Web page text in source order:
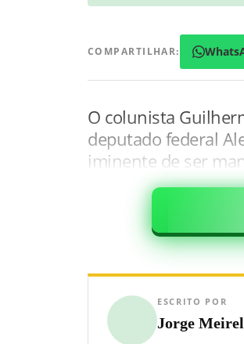
COMPARTILHAR:
O colunista
deputado federal
iminente de ser
ESCRITO POR
Jorge